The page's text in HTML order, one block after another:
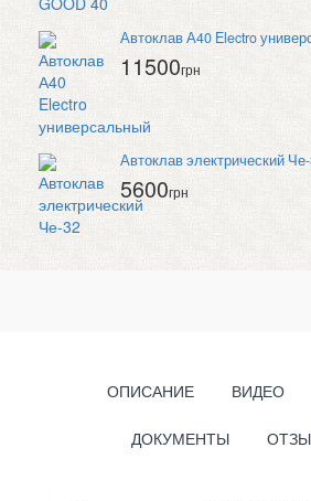
Автоклав А40 Electro
11500грн
Автоклав электрический
5600грн
ОПИСАНИЕ ВИДЕО
ДОКУМЕНТЫ